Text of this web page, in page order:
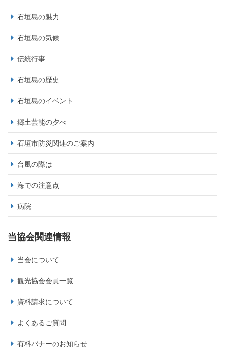
石垣島の魅力
石垣島の気候
伝統行事
石垣島の歴史
石垣島のイベント
郷土芸能の夕べ
石垣市防災関連のご案内
台風の際は
海での注意点
病院
当協会関連情報
当会について
観光協会会員一覧
資料請求について
よくあるご質問
有料バナーのお知らせ